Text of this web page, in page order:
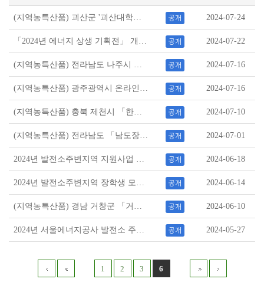
공개 2024-07-24
공개 2024-07-22
공개 2024-07-16
공개 2024-07-16
공개 2024-07-10
공개 2024-07-01
공개 2024-06-18
공개 2024-06-14
공개 2024-06-10
공개 2024-05-27
1 2 3 6